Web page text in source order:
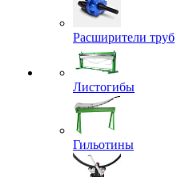
Расширители труб
Листогибы
Гильотины